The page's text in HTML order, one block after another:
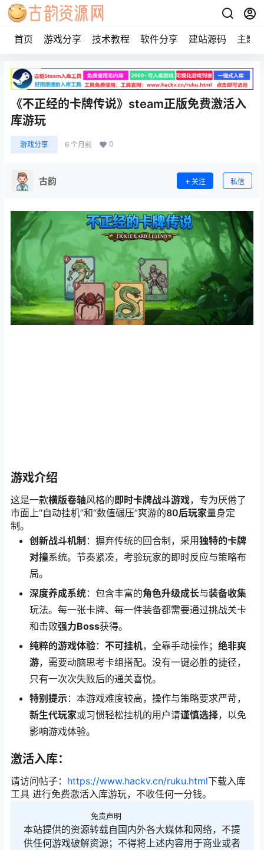
首页 游戏分享 技术教程 软件分享 建站源码 主题
《不正经的卡牌传说》steam正版免费激活入
库游玩
游戏分享 6 个月前 0
古韵 关注 私信
游戏介绍
这是一款横版卷轴风格的即时卡牌战斗游戏，专为厌倦了
市面上“自动挂机”和“数值碾压”爽游的80后玩家量身定
制。
创新战斗机制 ：摒弃传统的回合制，采用独特的卡牌
对撞系统。节奏紧凑，考验玩家的即时反应与策略布
局。
深度养成系统：包含丰富的角色升级成长与装备收集
玩法。每一张卡牌、每一件装备都需要通过挑战关卡
和击败强力Boss获得。
纯粹的游戏体验： 不可挂机，全靠手动操作； 绝非爽
游，需要动脑思考卡组搭配。没有一键必胜的捷径，
只有一次次失败后的通关喜悦。
特别提示：本游戏难度较高，操作与策略要求严苛，
新生代玩家或习惯轻松挂机的用户请谨慎选择，以免
影响游戏体验。
激活入库：
请访问帖子： https://www.hackv.cn/ruku.html下载入库
工具 进行免费激活入库游玩，不收任何一分钱。
免责声明
本站提供的资源转载自国内外各大媒体和网络，不提
供任何游戏破解资源；不得将上述内容用于商业或者